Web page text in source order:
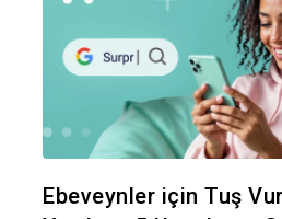
Ebeveynler için Tuş